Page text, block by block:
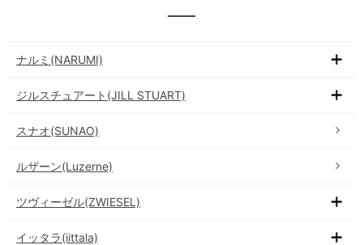
ナルミ(NARUMI)
ジルスチュアート(JILL STUART)
スナオ(SUNAO)
ルザーン(Luzerne)
ツヴィーゼル(ZWIESEL)
イッタラ(iittala)